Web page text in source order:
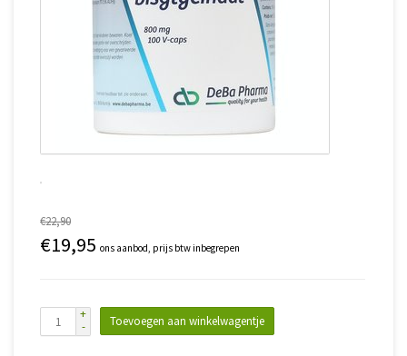
€22,90
€19,95 ons aanbod, prijs btw inbegrepen
+
-
Toevoegen aan winkelwagentje